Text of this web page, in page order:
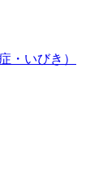
・いびき）